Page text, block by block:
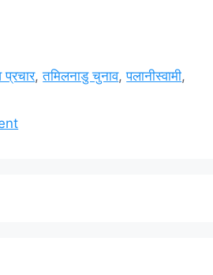
प्रचार,तमिलनाडु चुनाव,पलानीस्वामी,